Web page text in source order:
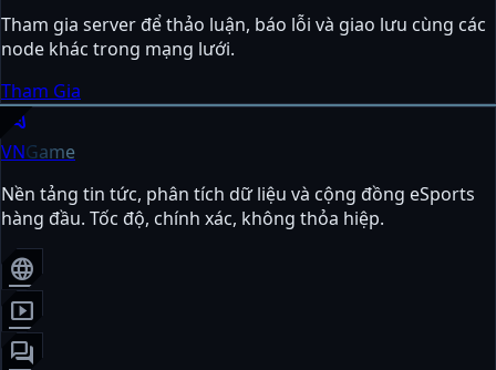
Tham gia server để thảo luận, báo lỗi và giao lưu cùng các
node khác trong mạng lưới.
Tham Gia
sports_esports
VNGame
Nền tảng tin tức, phân tích dữ liệu và cộng đồng eSports
hàng đầu. Tốc độ, chính xác, không thỏa hiệp.
language
smart_display
forum